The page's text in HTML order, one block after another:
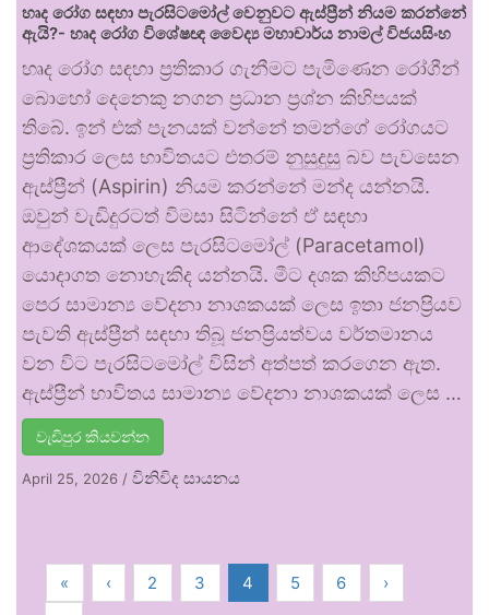
හෘද රෝග සඳහා පැරසිටමෝල් වෙනුවට ඇස්ප්‍රීන් නියම කරන්නේ
ඇයි?- හෘද රෝග විශේෂඥ වෛද්‍ය මහාචාර්ය නාමල් විජයසිංහ
හෘද රෝග සඳහා ප්‍රතිකාර ගැනීමට පැමිණෙන රෝගීන්
බොහෝ දෙනෙකු නගන ප්‍රධාන ප්‍රශ්න කිහිපයක්
තිබේ. ඉන් එක් පැනයක් වන්නේ තමන්ගේ රෝගයට
ප්‍රතිකාර ලෙස භාවිතයට එතරම් නුසුදුසු බව පැවසෙන
ඇස්ප්‍රීන් (Aspirin) නියම කරන්නේ මන්ද යන්නයි.
ඔවුන් වැඩිදුරටත් විමසා සිටින්නේ ඒ සඳහා
ආදේශකයක් ලෙස පැරසිටමෝල් (Paracetamol)
යොදාගත නොහැකිද යන්නයි. මීට දශක කිහිපයකට
පෙර සාමාන්‍ය වේදනා නාශකයක් ලෙස ඉතා ජනප්‍රියව
පැවති ඇස්ප්‍රීන් සඳහා තිබූ ජනප්‍රියත්වය වර්තමානය
වන විට පැරසිටමෝල් විසින් අත්පත් කරගෙන ඇත.
ඇස්ප්‍රීන් භාවිතය සාමාන්‍ය වේදනා නාශකයක් ලෙස …
වැඩිපුර කියවන්න
April 25, 2026 / විනිවිද සායනය
« ‹ 2 3 4 5 6
›